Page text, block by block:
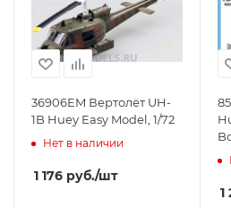
36906EM Вертолёт UH-
1B Huey Easy Model, 1/72
Нет в наличии
1 176 руб./шт
1